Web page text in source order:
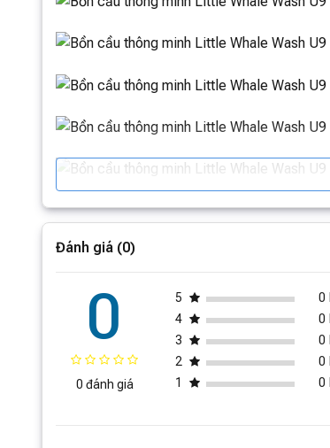
Đánh giá (0)
0
0 đánh giá
5 0
4
0
3
0
2
0
1
0